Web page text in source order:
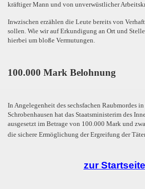
kräftiger Mann und von unverwüstlicher
Inwzischen erzählen die Leute bereits von
sollen. Wie wir auf Erkundigung an Ort und
hierbei um bloße Vermutungen.
100.000 Mark Belohnung
In Angelegenheit des sechsfachen Raubmordes
Schrobenhausen hat das Staatsministerim des
ausgesetzt im Betrage von 100.000 Mark und
die sichere Ermöglichung der Ergreifung der
zur Startseite